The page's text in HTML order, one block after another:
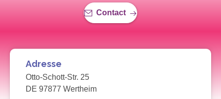
Contact
Adresse
Otto-Schott-Str. 25
DE 97877 Wertheim